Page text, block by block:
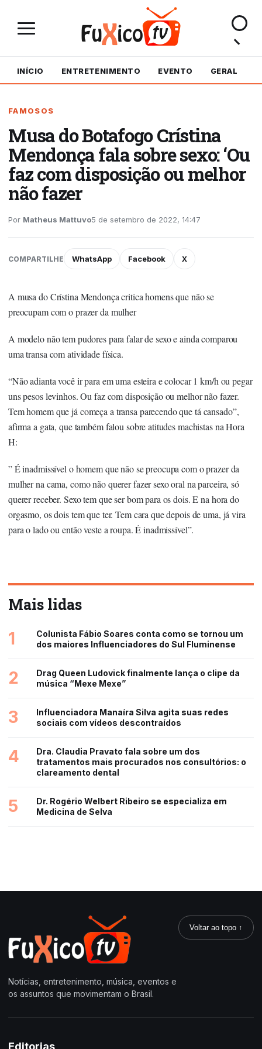
INÍCIO ENTRETENIMENTO EVENTO GERAL
FAMOSOS
Musa do Botafogo Crístina
Mendonça fala sobre sexo: ‘Ou
faz com disposição ou melhor
não fazer
Por Matheus Mattuvo5 de setembro de 2022, 14:47
COMPARTILHE WhatsApp Facebook X
A musa do Crístina Mendonça critica homens que não se
preocupam com o prazer da mulher
A modelo não tem pudores para falar de sexo e ainda comparou
uma transa com atividade física.
“Não adianta você ir para em uma esteira e colocar 1 km/h ou pegar
uns pesos levinhos. Ou faz com disposição ou melhor não fazer.
Tem homem que já começa a transa parecendo que tá cansado”,
afirma a gata, que também falou sobre atitudes machistas na Hora
H:
” É inadmissível o homem que não se preocupa com o prazer da
mulher na cama, como não querer fazer sexo oral na parceira, só
querer receber. Sexo tem que ser bom para os dois. E na hora do
orgasmo, os dois tem que ter. Tem cara que depois de uma, já vira
para o lado ou então veste a roupa. É inadmissível”.
Mais lidas
1
Colunista Fábio Soares conta como se tornou um
dos maiores Influenciadores do Sul Fluminense
2
Drag Queen Ludovick finalmente lança o clipe da
música “Mexe Mexe”
3
Influenciadora Manaíra Silva agita suas redes
sociais com vídeos descontraídos
4
Dra. Claudia Pravato fala sobre um dos
tratamentos mais procurados nos consultórios: o
clareamento dental
5
Dr. Rogério Welbert Ribeiro se especializa em
Medicina de Selva
Notícias, entretenimento, música, eventos e
os assuntos que movimentam o Brasil.
Voltar ao topo ↑
Editorias